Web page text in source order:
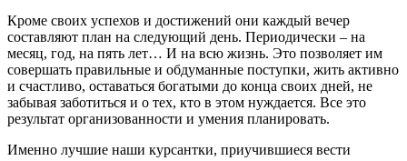
Кроме своих успехов и достижений они каждый вечер
составляют план на следующий день. Периодически – на
месяц, год, на пять лет… И на всю жизнь. Это позволяет им
совершать правильные и обдуманные поступки, жить активно
и счастливо, оставаться богатыми до конца своих дней, не
забывая заботиться и о тех, кто в этом нуждается. Все это
результат организованности и умения планировать.
Именно лучшие наши курсантки, приучившиеся вести